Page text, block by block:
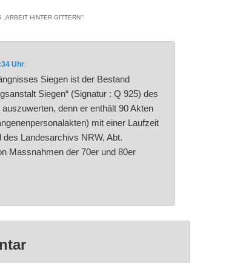
HINTER GITTERN““
Uhr:
Siegen ist der Bestand
Siegen“ (Signatur : Q 925) des
denn er enthält 90 Akten
mit einer Laufzeit
Landesarchivs NRW, Abt.
Massnahmen der 70er und 80er